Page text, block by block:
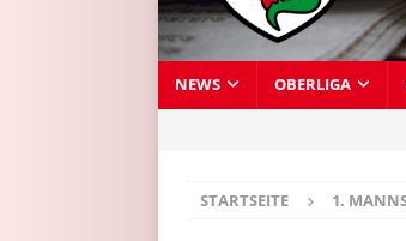
NEWS OBERLIGA
STARTSEITE 1.